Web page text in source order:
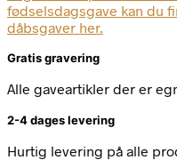
fødselsdagsgave kan du
dåbsgaver her.
Gratis gravering
Alle gaveartikler der er
2-4 dages levering
Hurtig levering på alle